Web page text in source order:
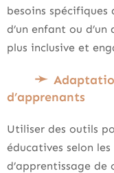
besoins spécifiques
d’un enfant ou
plus inclusive et
d’apprenants
Utiliser des outils
éducatives selon
d’apprentissage